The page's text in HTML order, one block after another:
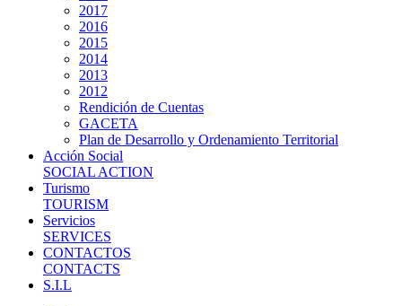
2017
2016
2015
2014
2013
2012
Rendición de Cuentas
GACETA
Plan de Desarrollo y Ordenamiento Territorial
Acción Social
SOCIAL ACTION
Turismo
TOURISM
Servicios
SERVICES
CONTACTOS
CONTACTS
S.I.L